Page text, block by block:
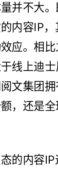
并不大
内容IP
应。相
线上迪
文集团
，还是
的内容IP